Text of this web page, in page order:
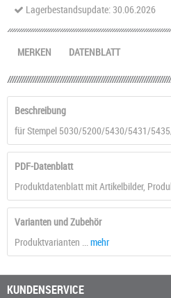
Lagerbestandsupdate: 30.06.2026
DATENBLATT
MERKEN
Beschreibung
für Stempel 5030/5200/5430/5431/
PDF-Datenblatt
Produktdatenblatt mit Artikelbilder,
Varianten und Zubehör
Produktvarianten ... mehr
KUNDENSERVICE